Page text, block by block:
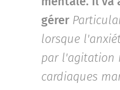
gérer
lorsque
par l'agitation
cardiaques